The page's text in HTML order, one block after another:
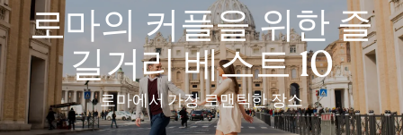
로마의 커플을 위한 즐
길거리 베스트 10
로마에서 가장 로맨틱한 장소